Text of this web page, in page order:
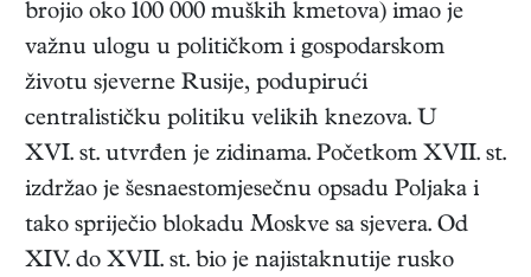
brojio oko 100 000 muških kmetova) imao je
važnu ulogu u političkom i gospodarskom
životu sjeverne Rusije, podupirući
centralističku politiku velikih knezova. U
XVI. st. utvrđen je zidinama. Početkom XVII. st.
izdržao je šesnaestomjesečnu opsadu Poljaka i
tako spriječio blokadu Moskve sa sjevera. Od
XIV. do XVII. st. bio je najistaknutije rusko